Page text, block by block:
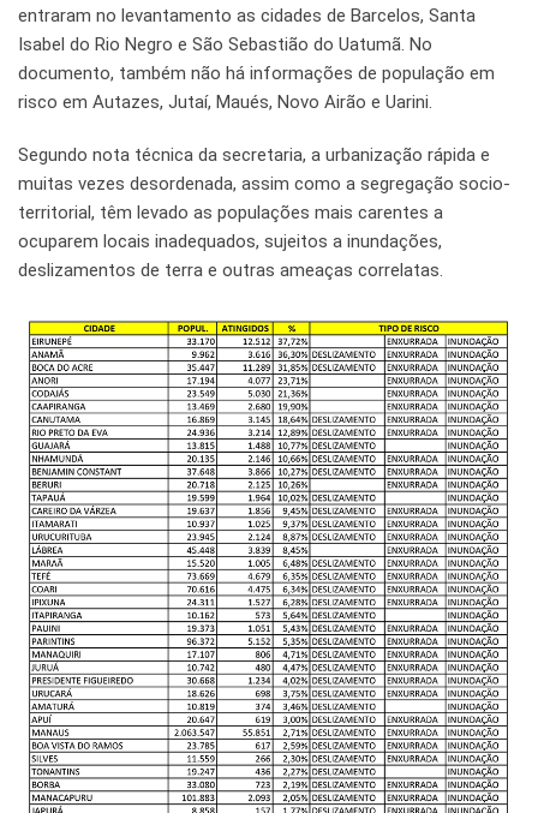
entraram no levantamento as cidades de Barcelos, Santa
Isabel do Rio Negro e São Sebastião do Uatumã. No
documento, também não há informações de população em
risco em Autazes, Jutaí, Maués, Novo Airão e Uarini.
Segundo nota técnica da secretaria, a urbanização rápida e
muitas vezes desordenada, assim como a segregação socio-
territorial, têm levado as populações mais carentes a
ocuparem locais inadequados, sujeitos a inundações,
deslizamentos de terra e outras ameaças correlatas.